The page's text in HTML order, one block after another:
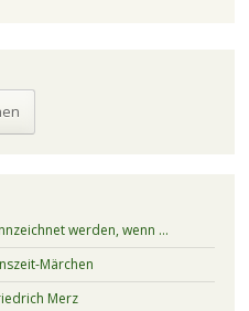
werden, wenn …
Märchen
Merz